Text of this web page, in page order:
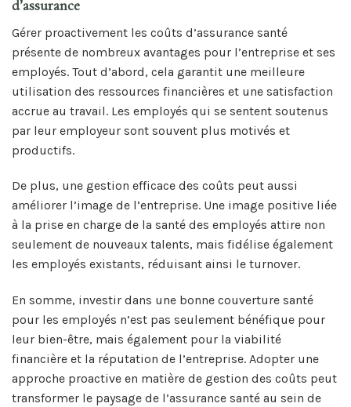
d’assurance
Gérer proactivement les coûts d’assurance santé
présente de nombreux avantages pour l’entreprise et ses
employés. Tout d’abord, cela garantit une meilleure
utilisation des ressources financières et une satisfaction
accrue au travail. Les employés qui se sentent soutenus
par leur employeur sont souvent plus motivés et
productifs.
De plus, une gestion efficace des coûts peut aussi
améliorer l’image de l’entreprise. Une image positive liée
à la prise en charge de la santé des employés attire non
seulement de nouveaux talents, mais fidélise également
les employés existants, réduisant ainsi le turnover.
En somme, investir dans une bonne couverture santé
pour les employés n’est pas seulement bénéfique pour
leur bien-être, mais également pour la viabilité
financière et la réputation de l’entreprise. Adopter une
approche proactive en matière de gestion des coûts peut
transformer le paysage de l’assurance santé au sein de